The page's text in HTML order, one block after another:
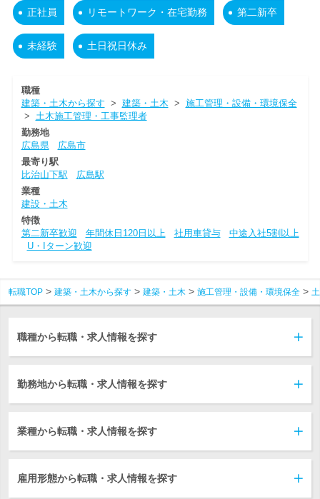
正社員 リモートワーク・在宅勤務 第二新卒
未経験 土日祝日休み
職種
建築・土木から探す > 建築・土木 > 施工管理・設備・環境保全
> 土木施工管理・工事監理者
勤務地
広島県
広島市
最寄り駅
比治山下駅
広島駅
業種
建設・土木
特徴
第二新卒歓迎
年間休日120日以上 社用車貸与
中途入社5割以上
U・Iターン歓迎
転職TOP 建築・土木から探す 建築・土木 施工管理・設備・環境保全
職種から転職・求人情報を探す
勤務地から転職・求人情報を探す
業種から転職・求人情報を探す
雇用形態から転職・求人情報を探す